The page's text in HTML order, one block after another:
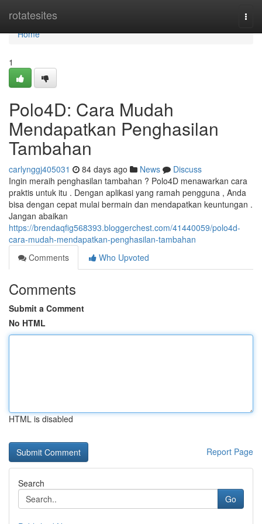
rotatesites
Home
Home
1
Polo4D: Cara Mudah
Mendapatkan Penghasilan
Tambahan
carlynggj405031 84 days ago News
Discuss
Ingin meraih penghasilan tambahan ? Polo4D menawarkan cara
praktis untuk itu . Dengan aplikasi yang ramah pengguna , Anda
bisa dengan cepat mulai bermain dan mendapatkan keuntungan .
Jangan abaikan
https://brendaqfig568393.bloggerchest.com/41440059/polo4d-
cara-mudah-mendapatkan-penghasilan-tambahan
Comments
Who Upvoted
Comments
Submit a Comment
No HTML
HTML is disabled
Report Page
Search
Go